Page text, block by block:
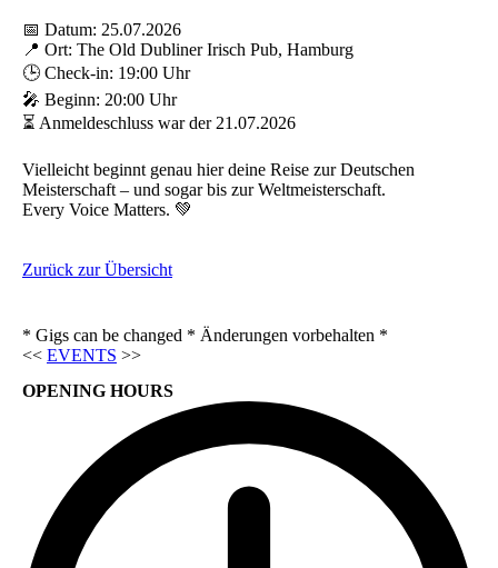
📅 Datum: 25.07.2026
📍 Ort: The Old Dubliner Irisch Pub, Hamburg
🕒 Check-in: 19:00 Uhr
🎤 Beginn: 20:00 Uhr
⏳ Anmeldeschluss war der 21.07.2026
Vielleicht beginnt genau hier deine Reise zur Deutschen
Meisterschaft – und sogar bis zur Weltmeisterschaft.
Every Voice Matters. 💚
Zurück zur Übersicht
* Gigs can be changed * Änderungen vorbehalten *
<< EVENTS >>
OPENING HOURS